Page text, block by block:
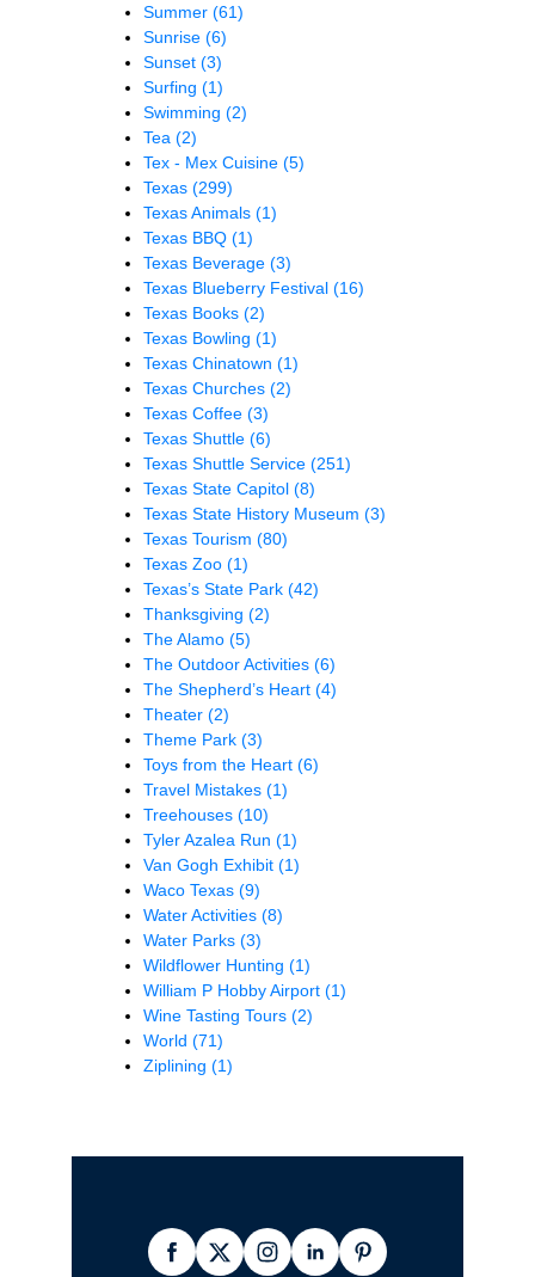
Summer (61)
Sunrise (6)
Sunset (3)
Surfing (1)
Swimming (2)
Tea (2)
Tex - Mex Cuisine (5)
Texas (299)
Texas Animals (1)
Texas BBQ (1)
Texas Beverage (3)
Texas Blueberry Festival (16)
Texas Books (2)
Texas Bowling (1)
Texas Chinatown (1)
Texas Churches (2)
Texas Coffee (3)
Texas Shuttle (6)
Texas Shuttle Service (251)
Texas State Capitol (8)
Texas State History Museum (3)
Texas Tourism (80)
Texas Zoo (1)
Texas’s State Park (42)
Thanksgiving (2)
The Alamo (5)
The Outdoor Activities (6)
The Shepherd’s Heart (4)
Theater (2)
Theme Park (3)
Toys from the Heart (6)
Travel Mistakes (1)
Treehouses (10)
Tyler Azalea Run (1)
Van Gogh Exhibit (1)
Waco Texas (9)
Water Activities (8)
Water Parks (3)
Wildflower Hunting (1)
William P Hobby Airport (1)
Wine Tasting Tours (2)
World (71)
Ziplining (1)